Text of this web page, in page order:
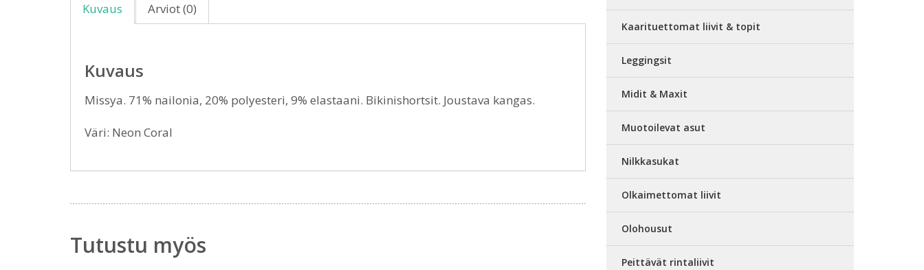
Kuvaus Arviot (0)
Kuvaus
Missya. 71% nailonia, 20% polyesteri, 9% elastaani. Bikinishortsit. Joustava kangas.
Väri: Neon Coral
Tutustu myös
Kaarituettomat liivit & topit
Leggingsit
Midit & Maxit
Muotoilevat asut
Nilkkasukat
Olkaimettomat liivit
Olohousut
Peittävät rintaliivit